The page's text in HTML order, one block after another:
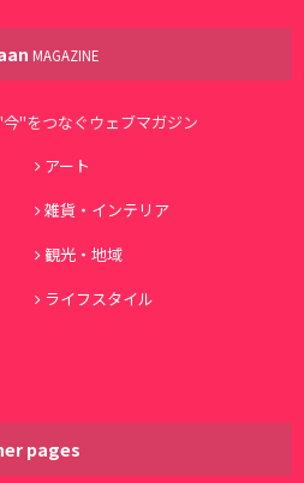
MAGAZINE
"をつなぐウェブマガジン
アート
雑貨・インテリア
観光・地域
ライフスタイル
pages